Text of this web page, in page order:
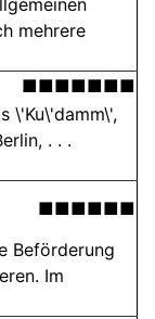
mehrere
■■■■■■■
\'Ku\'damm\',
. . .
■■■■■■
Beförderung
Im